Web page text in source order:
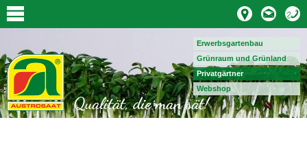
Erwerbsgartenbau
Grünraum und Grünland
Privatgärtner
Webshop